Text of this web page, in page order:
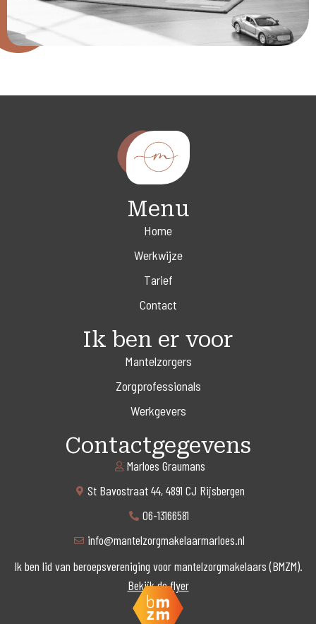
Menu
Home
Werkwijze
Tarief
Contact
Ik ben er voor
Mantelzorgers
Zorgprofessionals
Werkgevers
Contactgegevens
Marloes Graumans
St Bavostraat 44, 4891 CJ Rijsbergen
06-13166581
info@mantelzorgmakelaarmarloes.nl
Ik ben lid van beroepsvereniging voor mantelzorgmakelaars (BMZM).
Bekijk de flyer